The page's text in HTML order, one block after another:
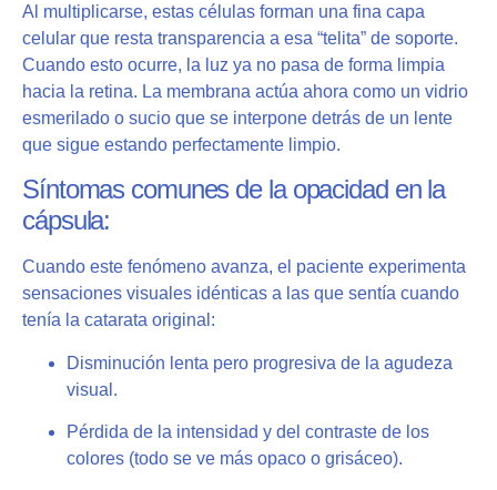
Al multiplicarse, estas células forman una fina capa
celular que resta transparencia a esa “telita” de soporte.
Cuando esto ocurre, la luz ya no pasa de forma limpia
hacia la retina. La membrana actúa ahora como un vidrio
esmerilado o sucio que se interpone detrás de un lente
que sigue estando perfectamente limpio.
Síntomas comunes de la opacidad en la
cápsula:
Cuando este fenómeno avanza, el paciente experimenta
sensaciones visuales idénticas a las que sentía cuando
tenía la catarata original:
Disminución lenta pero progresiva de la agudeza
visual.
Pérdida de la intensidad y del contraste de los
colores (todo se ve más opaco o grisáceo).